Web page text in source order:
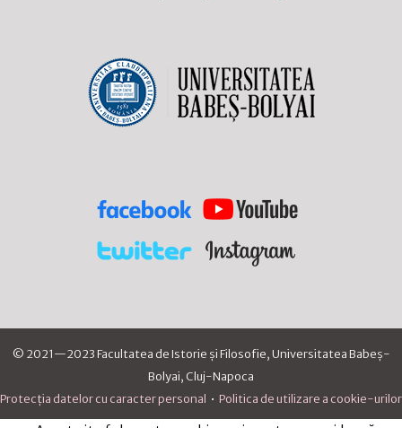
© 2021—2023 Facultatea de Istorie și Filosofie, Universitatea Babeș-
Bolyai, Cluj-Napoca
Protecția datelor cu caracter personal • Politica de utilizare a cookie-urilor